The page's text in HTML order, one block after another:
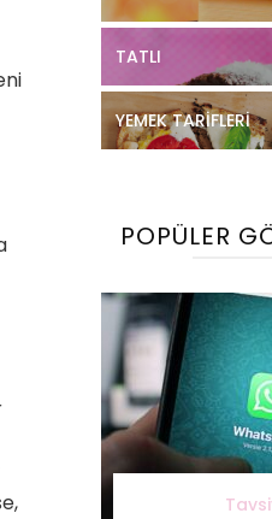
TATLI
YEMEK TARIFLERI
POPÜLER